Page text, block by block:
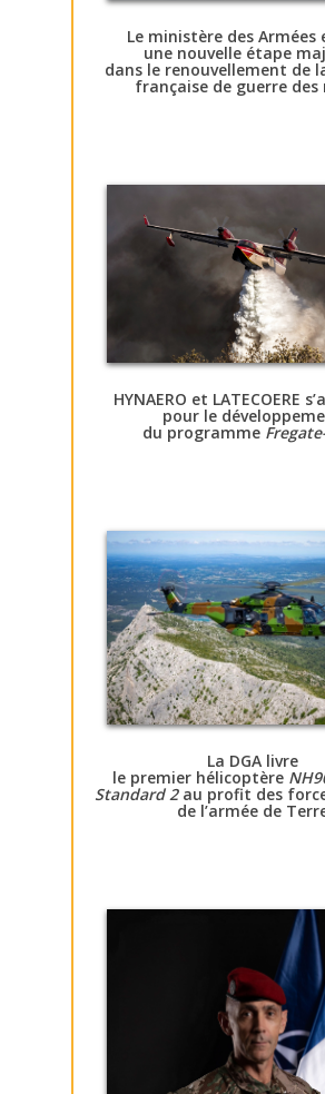
Le ministère des Armées
une nouvelle étape
dans le renouvellement de
française de guerre des
HYNAERO et LATECOERE
pour le
du programme
La DGA livre
le premier hélicoptère
Standard 2au profit des
de l’armée de